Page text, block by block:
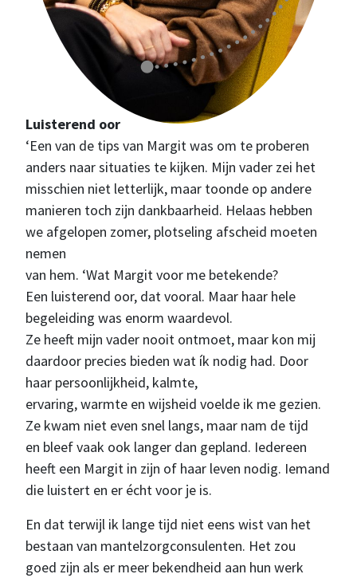
Luisterend oor
‘Een van de tips van Margit was om te proberen
anders naar situaties te kijken. Mijn vader zei het
misschien niet letterlijk, maar toonde op andere
manieren toch zijn dankbaarheid. Helaas hebben
we afgelopen zomer, plotseling afscheid moeten
nemen
van hem. ‘Wat Margit voor me betekende?
Een luisterend oor, dat vooral. Maar haar hele
begeleiding was enorm waardevol.
Ze heeft mijn vader nooit ontmoet, maar kon mij
daardoor precies bieden wat ík nodig had. Door
haar persoonlijkheid, kalmte,
ervaring, warmte en wijsheid voelde ik me gezien.
Ze kwam niet even snel langs, maar nam de tijd
en bleef vaak ook langer dan gepland. Iedereen
heeft een Margit in zijn of haar leven nodig. Iemand
die luistert en er écht voor je is.
En dat terwijl ik lange tijd niet eens wist van het
bestaan van mantelzorgconsulenten. Het zou
goed zijn als er meer bekendheid aan hun werk